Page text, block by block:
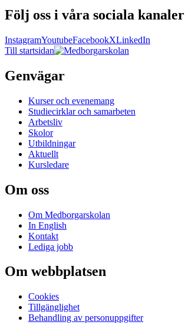
Följ oss i våra sociala kanaler
InstagramYoutubeFacebookXLinkedIn
Till startsidan
Genvägar
Kurser och evenemang
Studiecirklar och samarbeten
Arbetsliv
Skolor
Utbildningar
Aktuellt
Kursledare
Om oss
Om Medborgarskolan
In English
Kontakt
Lediga jobb
Om webbplatsen
Cookies
Tillgänglighet
Behandling av personuppgifter